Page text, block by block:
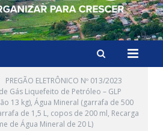
PREGÃO ELETRÔNICO Nº 013/2023
Gás Liquefeito de Petróleo – GLP
13 kg), Água Mineral (garrafa de 500
de 1,5 L, copos de 200 ml, Recarga
de Água Mineral de 20 L)